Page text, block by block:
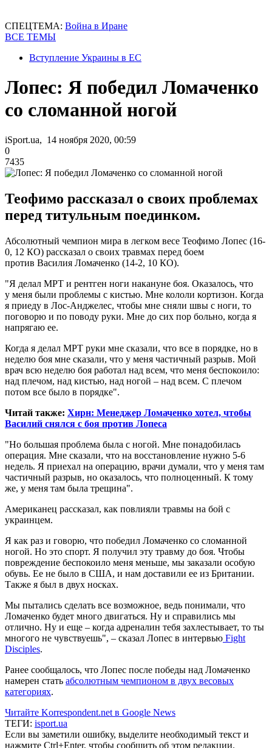
СПЕЦТЕМА: Война в Иране
ВСЕ ТЕМЫ
Вступление Украины в ЕС
Лопес: Я победил Ломаченко
со сломанной ногой
iSport.ua, 14 ноября 2020, 00:59
0
7435
Теофимо рассказал о своих проблемах
перед титульным поединком.
Абсолютный чемпион мира в легком весе Теофимо Лопес (16-
0, 12 КО) рассказал о своих травмах перед боем
против Василия Ломаченко (14-2, 10 КО).
"Я делал МРТ и рентген ноги накануне боя. Оказалось, что
у меня были проблемы с кистью. Мне кололи кортизон. Когда
я приеду в Лос-Анджелес, чтобы мне сняли швы с ноги, то
поговорю и по поводу руки. Мне до сих пор больно, когда я
напрягаю ее.
Когда я делал МРТ руки мне сказали, что все в порядке, но в
неделю боя мне сказали, что у меня частичный разрыв. Мой
врач всю неделю боя работал над всем, что меня беспокоило:
над плечом, над кистью, над ногой – над всем. С плечом
потом все было в порядке".
Читай также: Хирн: Менеджер Ломаченко хотел, чтобы
Василий снялся с боя против Лопеса
"Но большая проблема была с ногой. Мне понадобилась
операция. Мне сказали, что на восстановление нужно 5-6
недель. Я приехал на операцию, врачи думали, что у меня там
частичный разрыв, но оказалось, что полноценный. К тому
же, у меня там была трещина".
Американец рассказал, как повлияли травмы на бой с
украинцем.
Я как раз и говорю, что победил Ломаченко со сломанной
ногой. Но это спорт. Я получил эту травму до боя. Чтобы
повреждение беспокоило меня меньше, мы заказали особую
обувь. Ее не было в США, и нам доставили ее из Британии.
Также я был в двух носках.
Мы пытались сделать все возможное, ведь понимали, что
Ломаченко будет много двигаться. Ну и справились мы
отлично. Ну и еще – когда адреналин тебя захлестывает, то ты
многого не чувствуешь", – сказал Лопес в интервью Fight
Disciples.
Ранее сообщалось, что Лопес после победы над Ломаченко
намерен стать абсолютным чемпионом в двух весовых
категориях.
Читайте Korrespondent.net в Google News
ТЕГИ: isport.ua
Если вы заметили ошибку, выделите необходимый текст и
нажмите Ctrl+Enter, чтобы сообщить об этом редакции.